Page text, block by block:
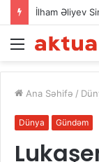
İlham Əliyev
Menu
Ana Səhifə /
Dünya Gündəm